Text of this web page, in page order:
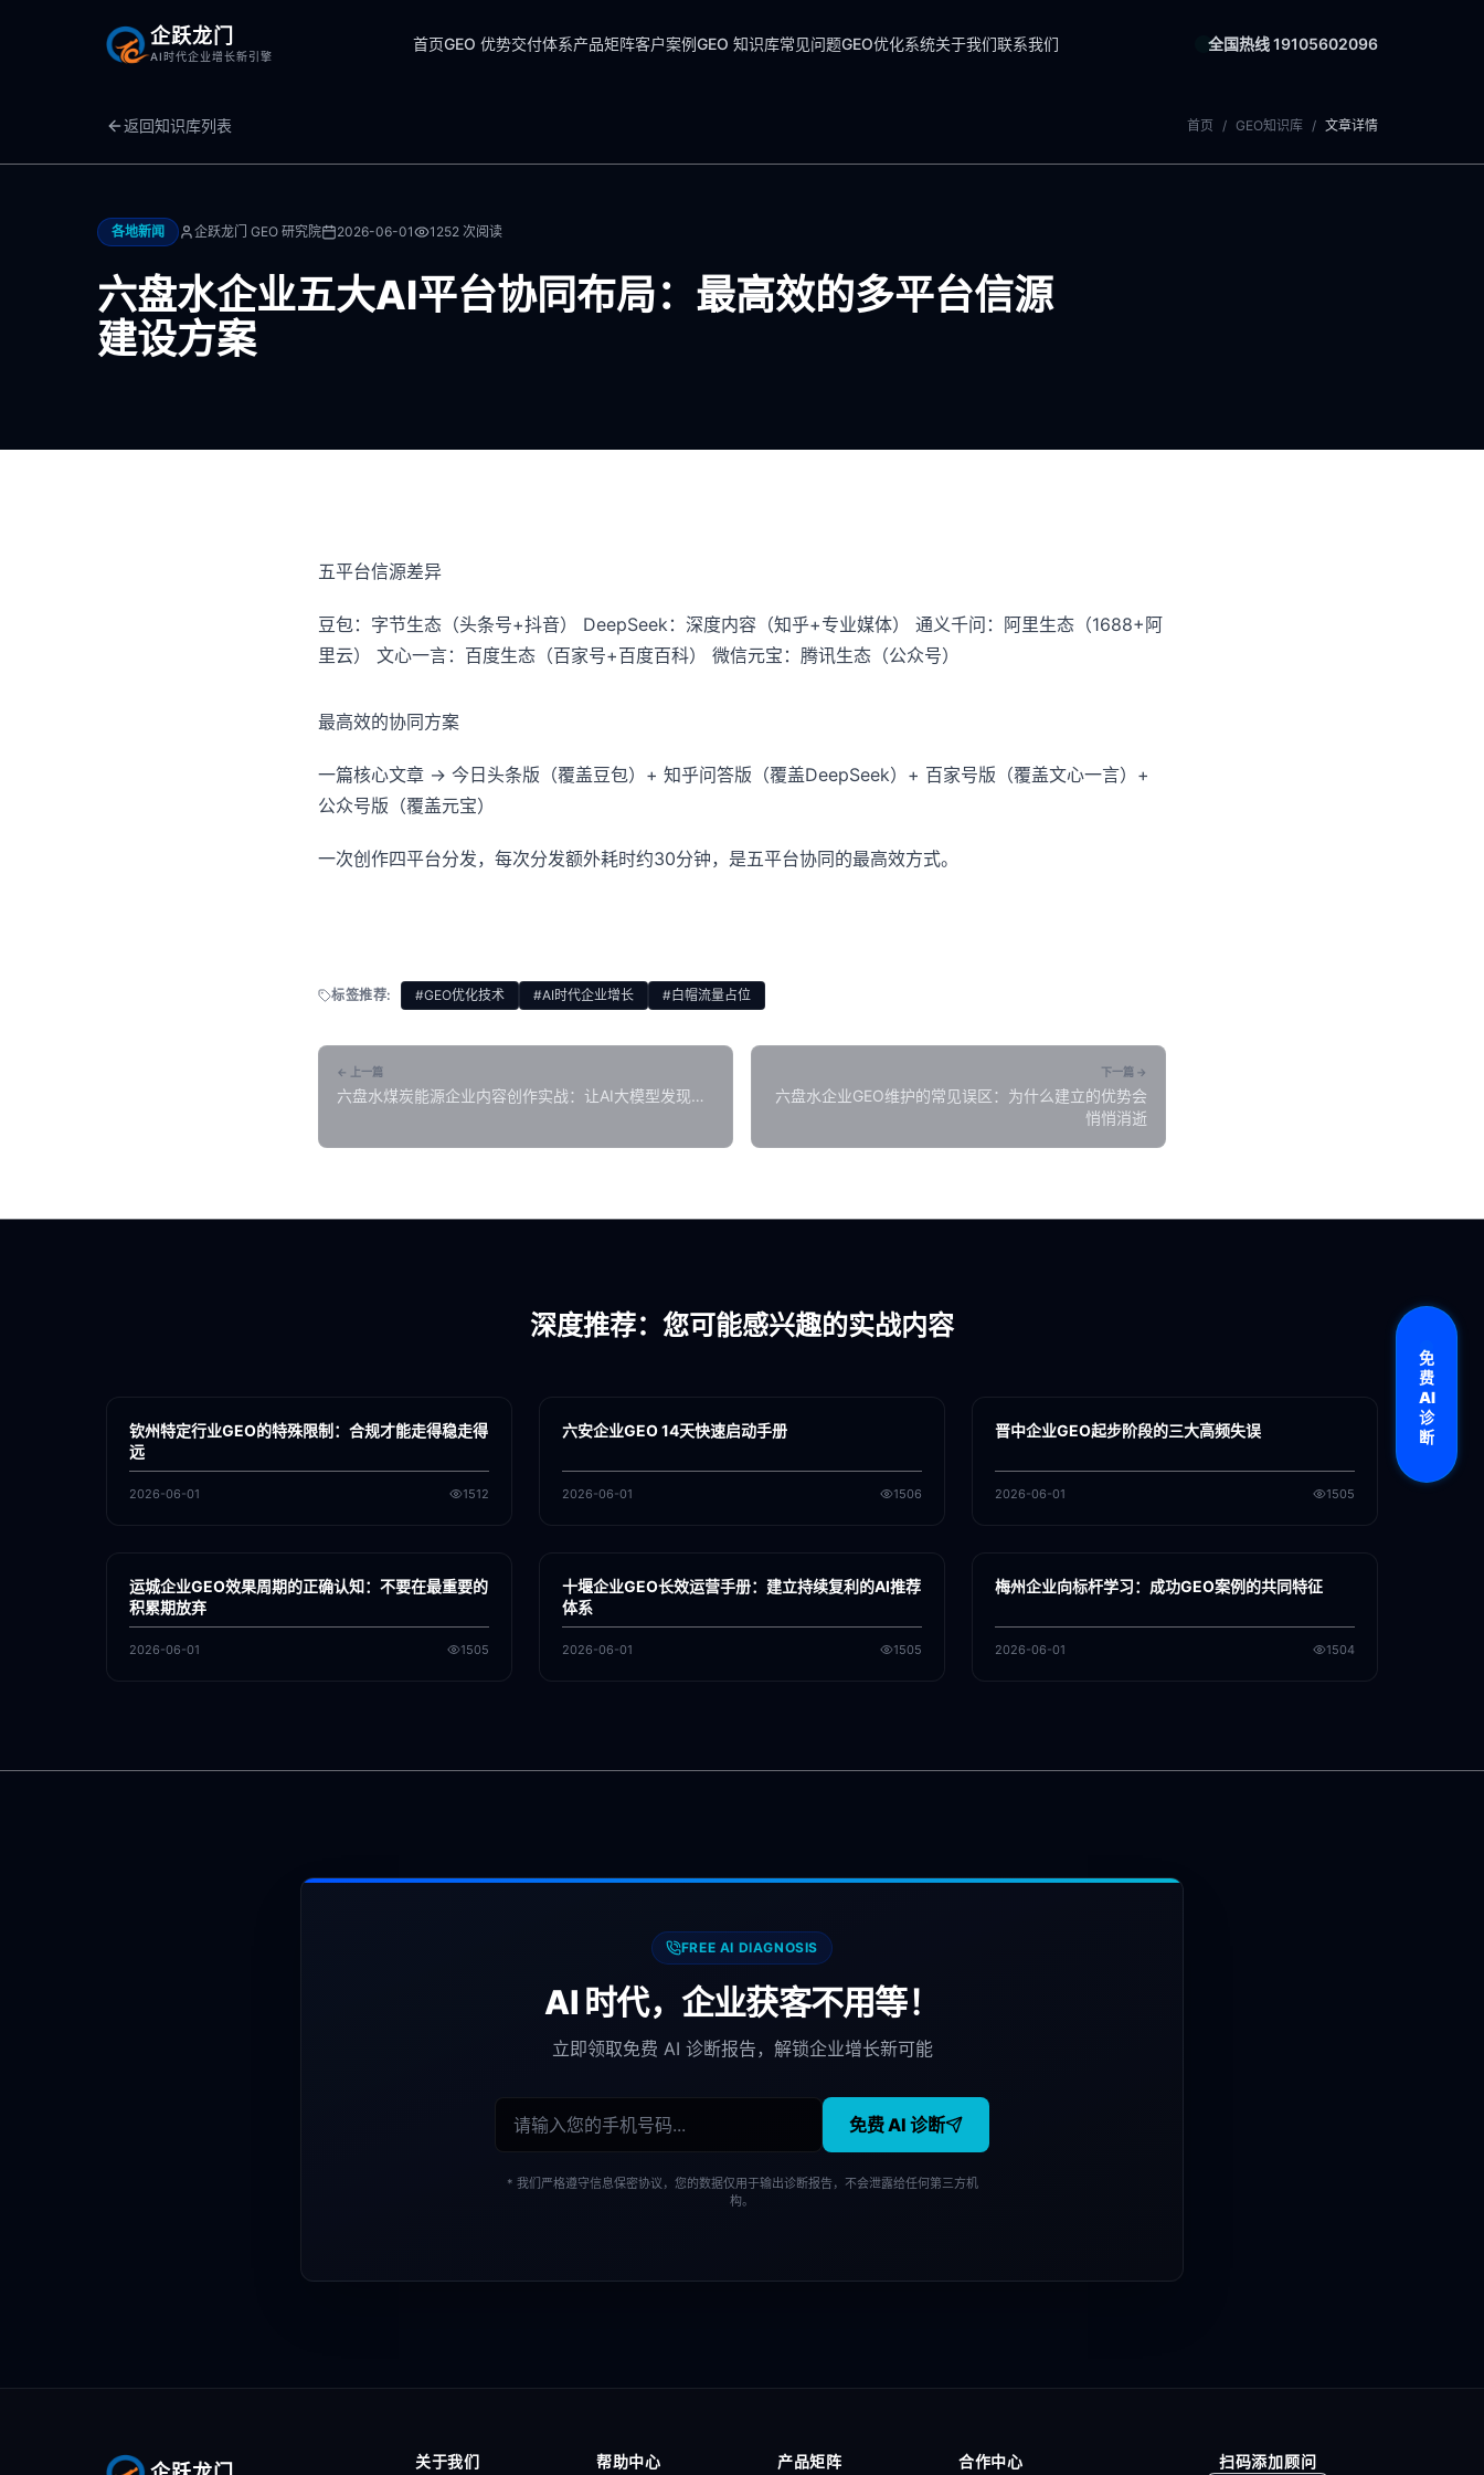
企跃龙门
AI时代企业增长新引擎
首页GEO 优势交付体系产品矩阵客户案例GEO 知识库常见问题GEO优化系统关于我们联系我们 全国热线 19105602096
返回知识库列表 首页 / GEO知识库 / 文章详情
各地新闻 企跃龙门 GEO 研究院 2026-06-01 1252 次阅读
六盘水企业五大AI平台协同布局：最高效的多平台信源
建设方案
五平台信源差异
豆包：字节生态（头条号+抖音） DeepSeek：深度内容（知乎+专业媒体） 通义千问：阿里生态（1688+阿
里云） 文心一言：百度生态（百家号+百度百科） 微信元宝：腾讯生态（公众号）
最高效的协同方案
一篇核心文章 → 今日头条版（覆盖豆包）+ 知乎问答版（覆盖DeepSeek）+ 百家号版（覆盖文心一言）+
公众号版（覆盖元宝）
一次创作四平台分发，每次分发额外耗时约30分钟，是五平台协同的最高效方式。
标签推荐: #GEO优化技术 #AI时代企业增长 #白帽流量占位
← 上一篇
六盘水煤炭能源企业内容创作实战：让AI大模型发现并
下一篇 →
六盘水企业GEO维护的常见误区：为什么建立的优势会
悄悄消逝
深度推荐：您可能感兴趣的实战内容
GEO
钦州特定行业GEO的特殊限制：合规才能走得稳走得
远
2026-06-01 1512
GEO
六安企业GEO 14天快速启动手册
2026-06-01 1506
GEO
晋中企业GEO起步阶段的三大高频失误
2026-06-01 1505
GEO
运城企业GEO效果周期的正确认知：不要在最重要的
积累期放弃
2026-06-01 1505
GEO
十堰企业GEO长效运营手册：建立持续复利的AI推荐
体系
2026-06-01 1505
GEO
梅州企业向标杆学习：成功GEO案例的共同特征
2026-06-01 1504
FREE AI DIAGNOSIS
AI 时代，企业获客不用等！
立即领取免费 AI 诊断报告，解锁企业增长新可能
免费 AI 诊断
* 我们严格遵守信息保密协议，您的数据仅用于输出诊断报告，不会泄露给任何第三方机
构。
关于我们 帮助中心 产品矩阵 合作中心 扫码添加顾问
免
费
AI
诊
断